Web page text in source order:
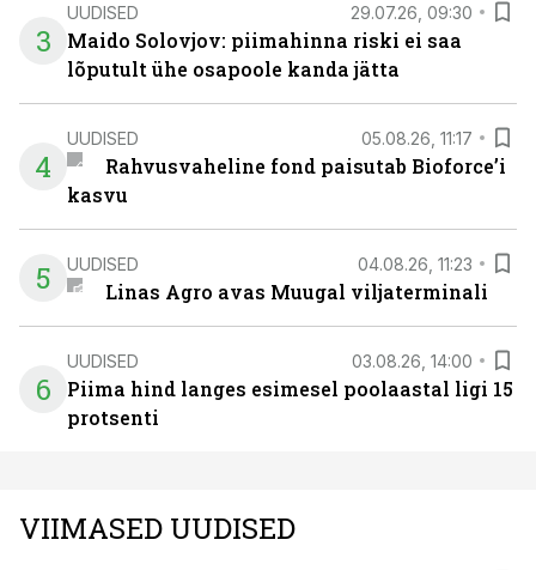
3
UUDISED 29.07.26, 09:30
Maido Solovjov: piimahinna riski ei saa
lõputult ühe osapoole kanda jätta
4
UUDISED 05.08.26, 11:17
Rahvusvaheline fond paisutab Bioforce’i
kasvu
5 UUDISED 04.08.26, 11:23
Linas Agro avas Muugal viljaterminali
6
UUDISED 03.08.26, 14:00
Piima hind langes esimesel poolaastal ligi 15
protsenti
VIIMASED UUDISED